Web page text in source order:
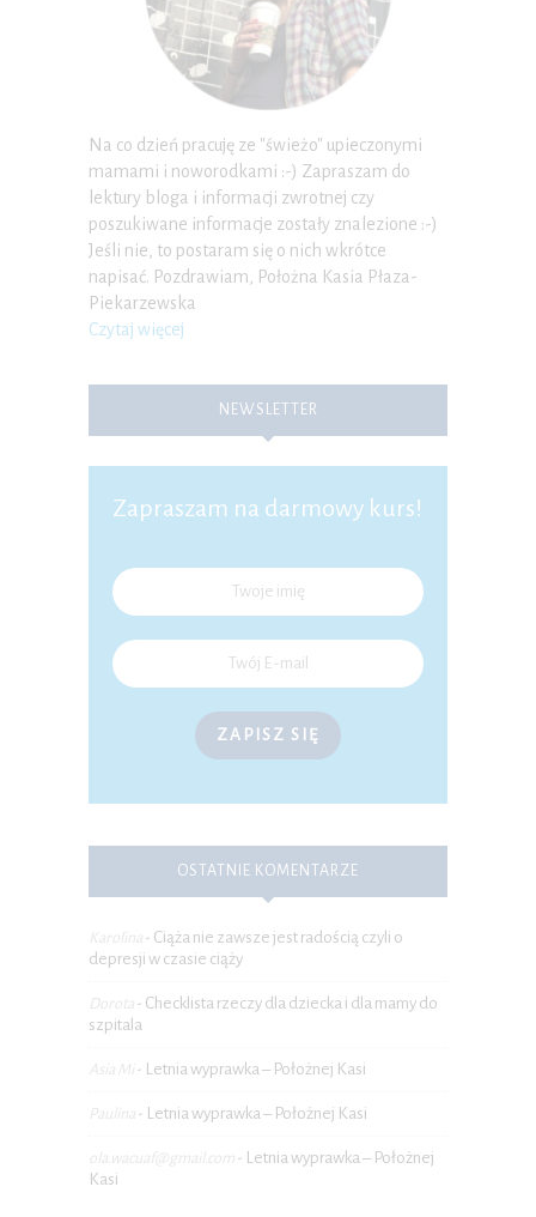
Na co dzień pracuję ze "świeżo" upieczonymi
mamami i noworodkami :-) Zapraszam do
lektury bloga i informacji zwrotnej czy
poszukiwane informacje zostały znalezione :-)
Jeśli nie, to postaram się o nich wkrótce
napisać. Pozdrawiam, Położna Kasia Płaza-
Piekarzewska
Czytaj więcej
NEWSLETTER
Zapraszam na darmowy kurs!
ZAPISZ SIĘ
OSTATNIE KOMENTARZE
Karolina - Ciąża nie zawsze jest radością czyli o
depresji w czasie ciąży
Dorota - Checklista rzeczy dla dziecka i dla mamy do
szpitala
Asia Mi - Letnia wyprawka – Położnej Kasi
Paulina - Letnia wyprawka – Położnej Kasi
ola.wacuaf@gmail.com -
Letnia wyprawka – Położnej
Kasi